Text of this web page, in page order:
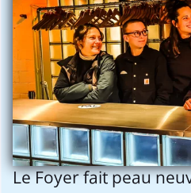
Le Foyer fait peau